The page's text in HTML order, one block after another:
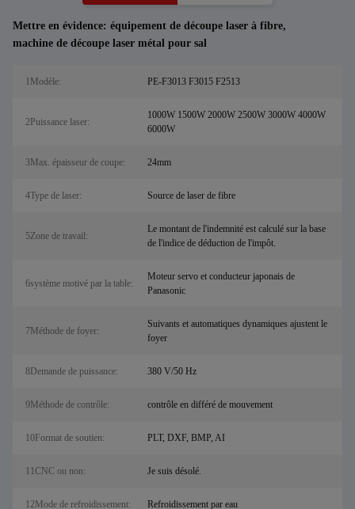
Mettre en évidence: équipement de découpe laser à fibre,
machine de découpe laser métal pour sal
1Modèle: PE-F3013 F3015 F2513
2Puissance laser:
1000W 1500W 2000W 2500W 3000W 4000W
6000W
3Max. épaisseur de coupe: 24mm
4Type de laser: Source de laser de fibre
5Zone de travail:
Le montant de l'indemnité est calculé sur la base
de l'indice de déduction de l'impôt.
6système motivé par la table:
Moteur servo et conducteur japonais de
Panasonic
7Méthode de foyer:
Suivants et automatiques dynamiques ajustent le
foyer
8Demande de puissance: 380 V/50 Hz
9Méthode de contrôle: contrôle en différé de mouvement
10Format de soutien: PLT, DXF, BMP, AI
11CNC ou non: Je suis désolé.
12Mode de refroidissement: Refroidissement par eau